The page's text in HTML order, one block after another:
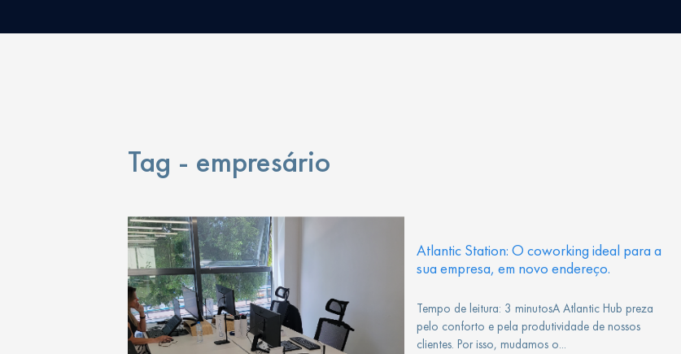
Tag - empresário
Atlantic Station: O coworking ideal para a
sua empresa, em novo endereço.
Tempo de leitura: 3 minutosA Atlantic Hub preza
pelo conforto e pela produtividade de nossos
clientes. Por isso, mudamos o...